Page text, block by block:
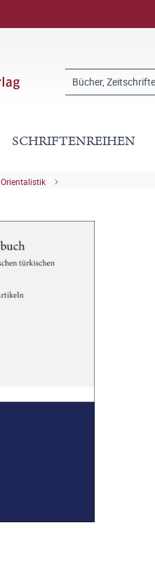
SCHRIFTENREIHEN
Orientalistik